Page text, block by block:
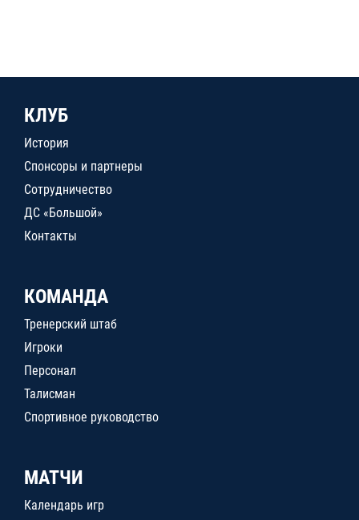
КЛУБ
История
Спонсоры и партнеры
Сотрудничество
ДС «Большой»
Контакты
КОМАНДА
Тренерский штаб
Игроки
Персонал
Талисман
Спортивное руководство
МАТЧИ
Календарь игр